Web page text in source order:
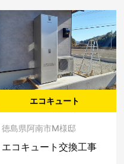
エコキュート
徳島県阿南市M様邸
エコキュート交換工事